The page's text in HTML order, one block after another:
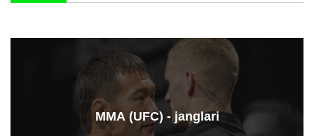
ММА (UFC) - janglari